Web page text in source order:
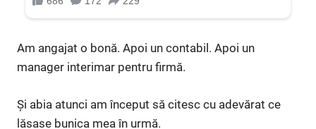
Am angajat o bonă. Apoi un contabil. Apoi un
manager interimar pentru firmă.
Și abia atunci am început să citesc cu adevărat ce
lăsase bunica mea în urmă.